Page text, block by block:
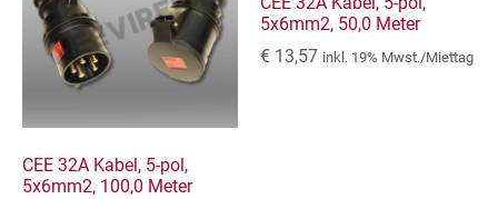
CEE 32A Kabel, 5-pol,
5x6mm2, 100,0 Meter
5x6mm2, 50,0 Meter
€ 13,57 inkl. 19% Mwst./Miettag